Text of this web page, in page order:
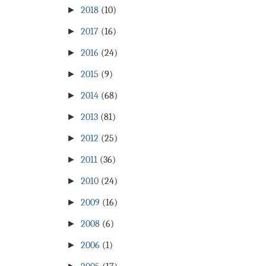
►2018 (10)
►2017 (16)
►2016 (24)
►2015 (9)
►2014 (68)
►2013 (81)
►2012 (25)
►2011 (36)
►2010 (24)
►2009 (16)
►2008 (6)
►2006 (1)